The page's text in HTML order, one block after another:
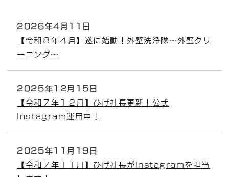
2026年4月11日
【令和８年４月】遂に始動！外壁洗浄隊～外壁クリ
ーニング～
2025年12月15日
【令和７年１２月】ひげ社長更新！公式
Instagram運用中！
2025年11月19日
【令和７年１１月】ひげ社長がInstagramを担当